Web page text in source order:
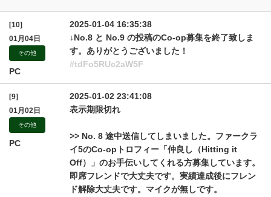
[10]
01月04日
その他
PC
2025-01-04 16:35:38
↓No.8 と No.9 の投稿のCo-op募集を終了致しま
す。ありがとうございました！
#tdFo5RUc2aW5F
[9]
01月02日
その他
PC
2025-01-02 23:41:08
表示期限切れ
>> No. 8 途中送信してしまいました。ファークラ
イ5のCo-opトロフィー「仲良し（Hitting it
Off）」のお手伝いしてくれる方募集しています。
即席フレンドで大丈夫です。実績達成後にフレン
ド解除大丈夫です。マイクが無しです。